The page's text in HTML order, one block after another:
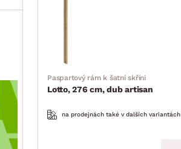
Paspartový rám k šatní skříni
Lotto, 276 cm, dub artisan
na prodejnách také v dalších variantách